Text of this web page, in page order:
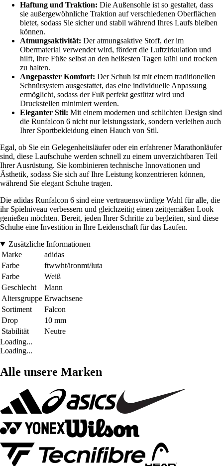
Haftung und Traktion: Die Außensohle ist so gestaltet, dass
sie außergewöhnliche Traktion auf verschiedenen Oberflächen
bietet, sodass Sie sicher und stabil während Ihres Laufs bleiben
können.
Atmungsaktivität: Der atmungsaktive Stoff, der im
Obermaterial verwendet wird, fördert die Luftzirkulation und
hilft, Ihre Füße selbst an den heißesten Tagen kühl und trocken
zu halten.
Angepasster Komfort: Der Schuh ist mit einem traditionellen
Schnürsystem ausgestattet, das eine individuelle Anpassung
ermöglicht, sodass der Fuß perfekt gestützt wird und
Druckstellen minimiert werden.
Eleganter Stil: Mit einem modernen und schlichten Design sind
die Runfalcon 6 nicht nur leistungsstark, sondern verleihen auch
Ihrer Sportbekleidung einen Hauch von Stil.
Egal, ob Sie ein Gelegenheitsläufer oder ein erfahrener Marathonläufer
sind, diese Laufschuhe werden schnell zu einem unverzichtbaren Teil
Ihrer Ausrüstung. Sie kombinieren technische Innovationen und
Ästhetik, sodass Sie sich auf Ihre Leistung konzentrieren können,
während Sie elegant Schuhe tragen.
Die adidas Runfalcon 6 sind eine vertrauenswürdige Wahl für alle, die
ihr Spielniveau verbessern und gleichzeitig einen zeitgemäßen Look
genießen möchten. Bereit, jeden Ihrer Schritte zu begleiten, sind diese
Schuhe eine Investition in Ihre Leidenschaft für das Laufen.
Zusätzliche Informationen
Marke
adidas
Farbe
ftwwht/ironmt/luta
Farbe
Weiß
Geschlecht
Mann
Altersgruppe Erwachsene
Sortiment
Falcon
Drop
10 mm
Stabilität
Neutre
Loading...
Loading...
Alle unsere Marken